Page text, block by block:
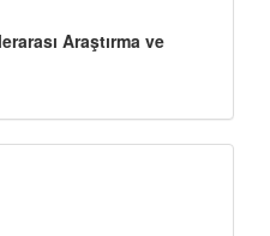
Araştırma ve